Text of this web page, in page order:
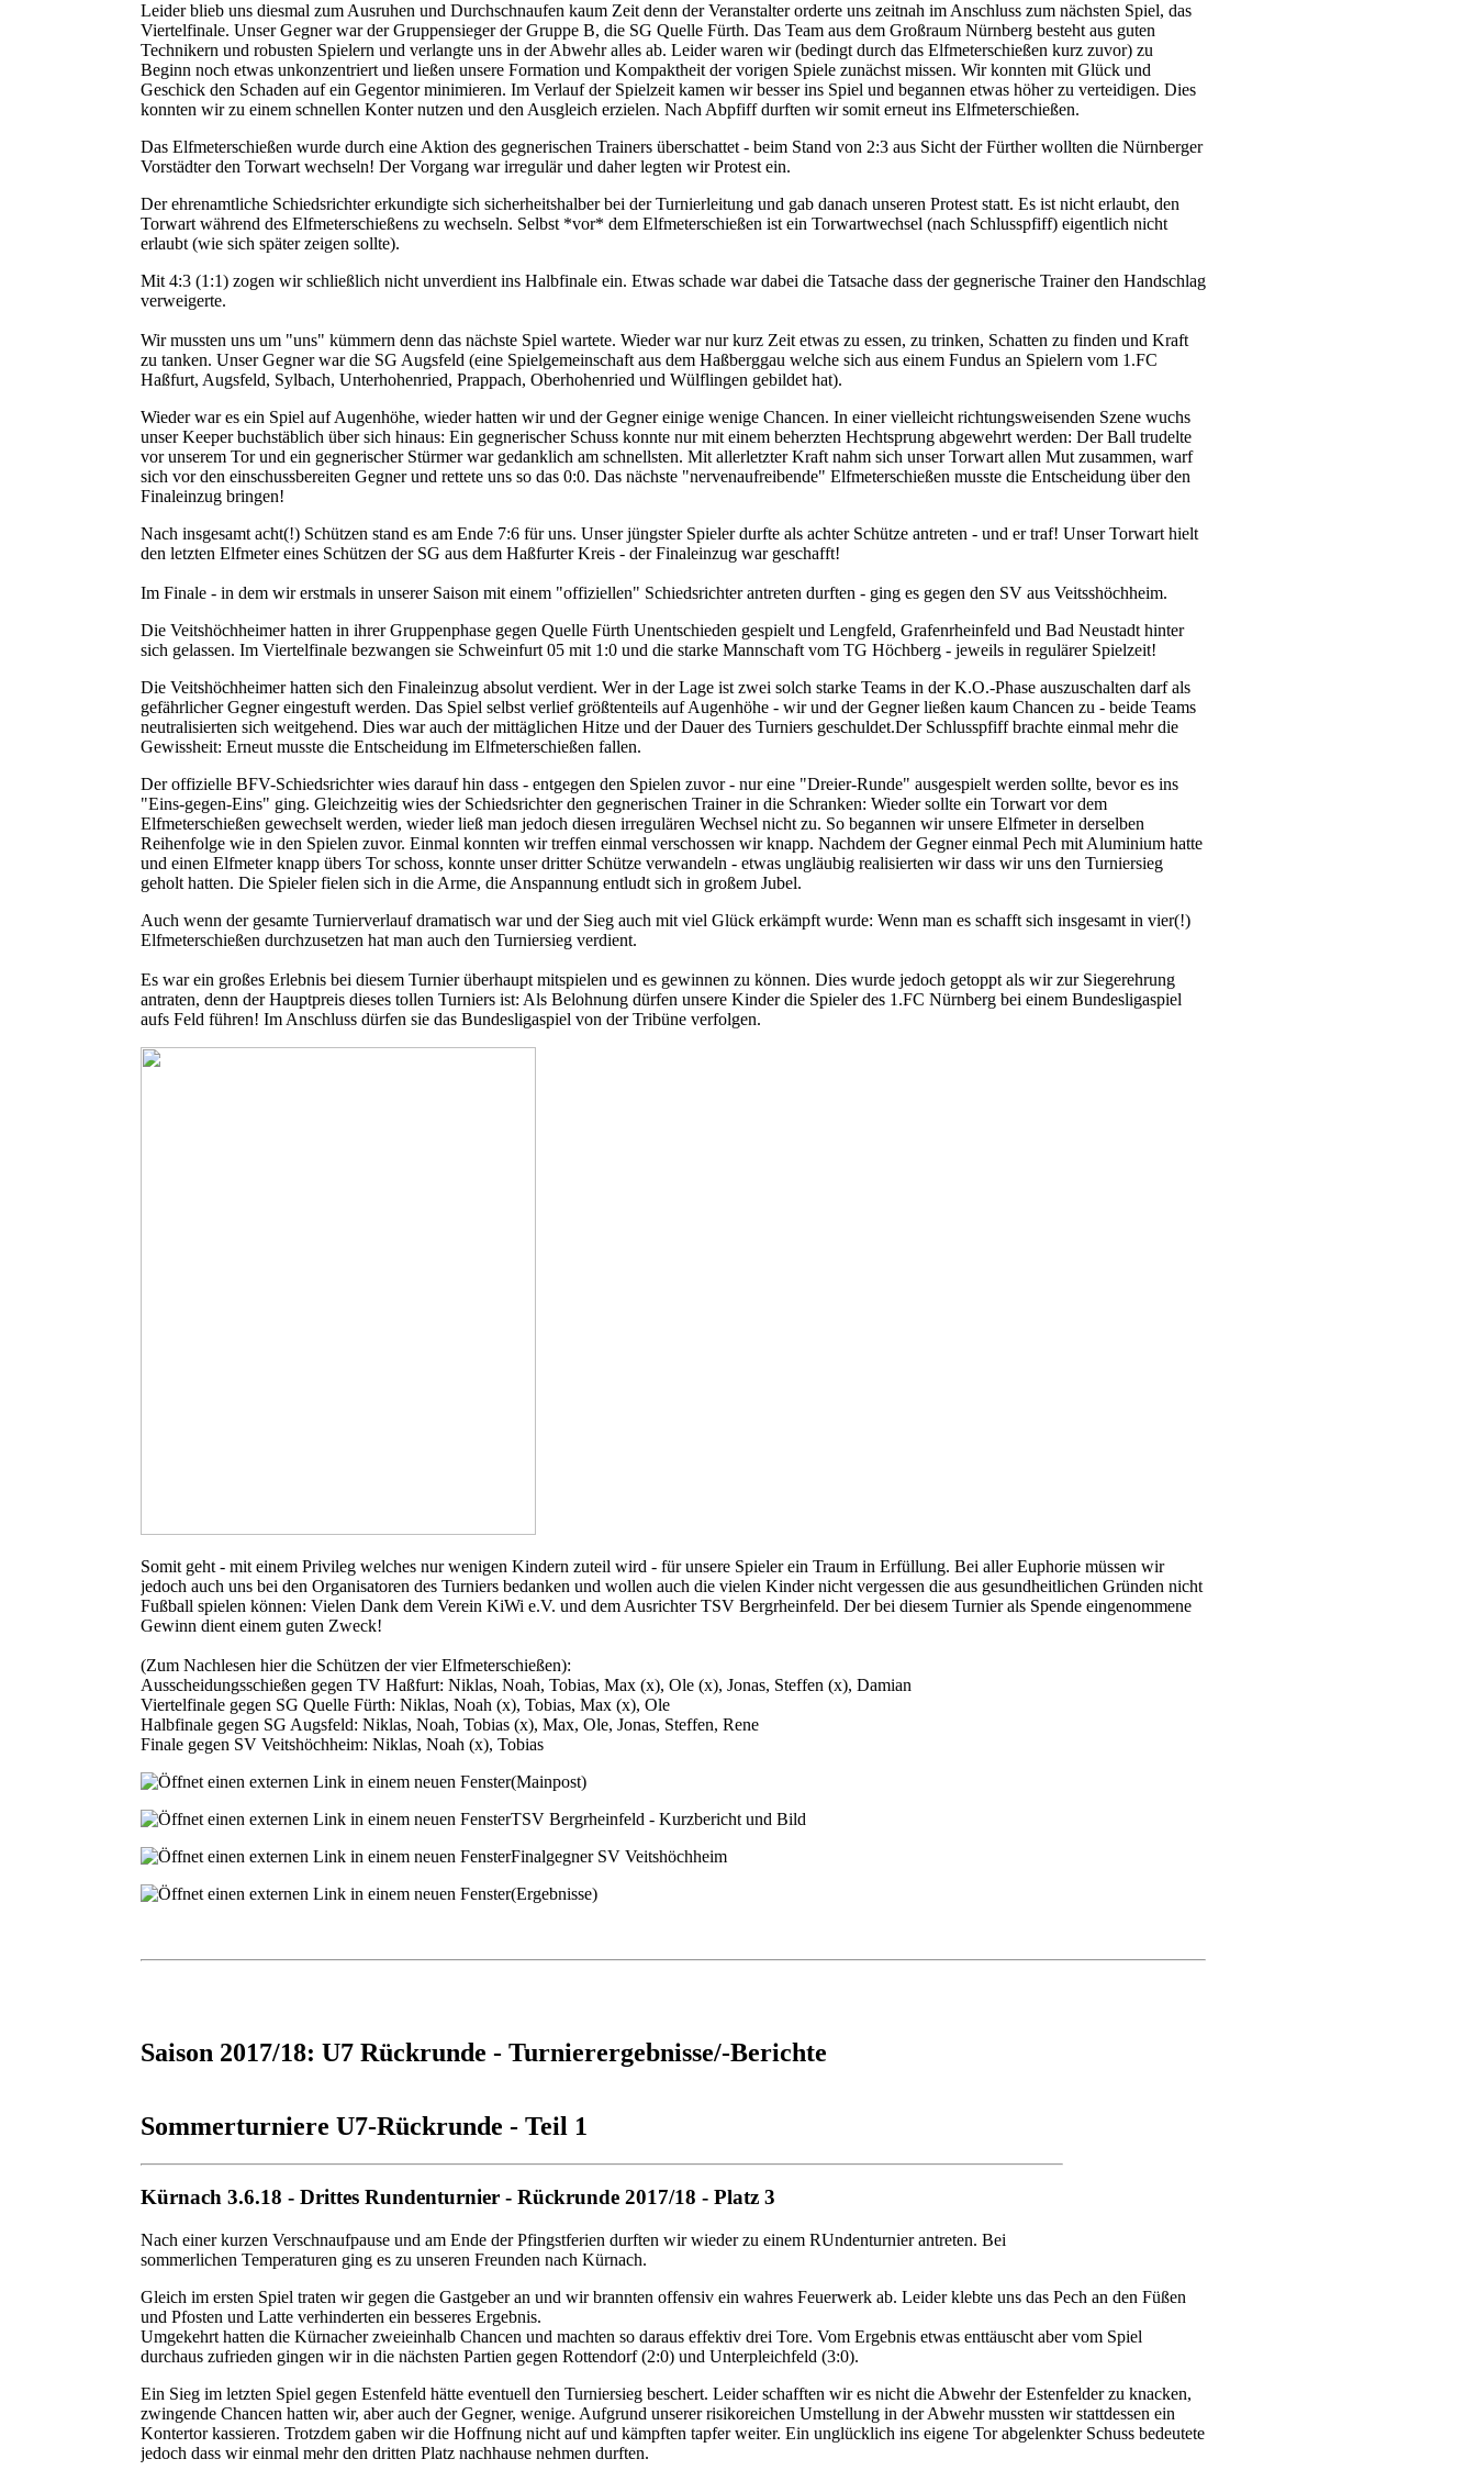
Leider blieb uns diesmal zum Ausruhen und Durchschnaufen kaum Zeit denn der Veranstalter orderte uns zeitnah im Anschluss zum nächsten Spiel, das
Viertelfinale. Unser Gegner war der Gruppensieger der Gruppe B, die SG Quelle Fürth. Das Team aus dem Großraum Nürnberg besteht aus guten
Technikern und robusten Spielern und verlangte uns in der Abwehr alles ab. Leider waren wir (bedingt durch das Elfmeterschießen kurz zuvor) zu
Beginn noch etwas unkonzentriert und ließen unsere Formation und Kompaktheit der vorigen Spiele zunächst missen. Wir konnten mit Glück und
Geschick den Schaden auf ein Gegentor minimieren. Im Verlauf der Spielzeit kamen wir besser ins Spiel und begannen etwas höher zu verteidigen. Dies
konnten wir zu einem schnellen Konter nutzen und den Ausgleich erzielen. Nach Abpfiff durften wir somit erneut ins Elfmeterschießen.
Das Elfmeterschießen wurde durch eine Aktion des gegnerischen Trainers überschattet - beim Stand von 2:3 aus Sicht der Fürther wollten die Nürnberger
Vorstädter den Torwart wechseln! Der Vorgang war irregulär und daher legten wir Protest ein.
Der ehrenamtliche Schiedsrichter erkundigte sich sicherheitshalber bei der Turnierleitung und gab danach unseren Protest statt. Es ist nicht erlaubt, den
Torwart während des Elfmeterschießens zu wechseln. Selbst *vor* dem Elfmeterschießen ist ein Torwartwechsel (nach Schlusspfiff) eigentlich nicht
erlaubt (wie sich später zeigen sollte).
Mit 4:3 (1:1) zogen wir schließlich nicht unverdient ins Halbfinale ein. Etwas schade war dabei die Tatsache dass der gegnerische Trainer den Handschlag
verweigerte.
Wir mussten uns um "uns" kümmern denn das nächste Spiel wartete. Wieder war nur kurz Zeit etwas zu essen, zu trinken, Schatten zu finden und Kraft
zu tanken. Unser Gegner war die SG Augsfeld (eine Spielgemeinschaft aus dem Haßberggau welche sich aus einem Fundus an Spielern vom 1.FC
Haßfurt, Augsfeld, Sylbach, Unterhohenried, Prappach, Oberhohenried und Wülflingen gebildet hat).
Wieder war es ein Spiel auf Augenhöhe, wieder hatten wir und der Gegner einige wenige Chancen. In einer vielleicht richtungsweisenden Szene wuchs
unser Keeper buchstäblich über sich hinaus: Ein gegnerischer Schuss konnte nur mit einem beherzten Hechtsprung abgewehrt werden: Der Ball trudelte
vor unserem Tor und ein gegnerischer Stürmer war gedanklich am schnellsten. Mit allerletzter Kraft nahm sich unser Torwart allen Mut zusammen, warf
sich vor den einschussbereiten Gegner und rettete uns so das 0:0. Das nächste "nervenaufreibende" Elfmeterschießen musste die Entscheidung über den
Finaleinzug bringen!
Nach insgesamt acht(!) Schützen stand es am Ende 7:6 für uns. Unser jüngster Spieler durfte als achter Schütze antreten - und er traf! Unser Torwart hielt
den letzten Elfmeter eines Schützen der SG aus dem Haßfurter Kreis - der Finaleinzug war geschafft!
Im Finale - in dem wir erstmals in unserer Saison mit einem "offiziellen" Schiedsrichter antreten durften - ging es gegen den SV aus Veitsshöchheim.
Die Veitshöchheimer hatten in ihrer Gruppenphase gegen Quelle Fürth Unentschieden gespielt und Lengfeld, Grafenrheinfeld und Bad Neustadt hinter
sich gelassen. Im Viertelfinale bezwangen sie Schweinfurt 05 mit 1:0 und die starke Mannschaft vom TG Höchberg - jeweils in regulärer Spielzeit!
Die Veitshöchheimer hatten sich den Finaleinzug absolut verdient. Wer in der Lage ist zwei solch starke Teams in der K.O.-Phase auszuschalten darf als
gefährlicher Gegner eingestuft werden. Das Spiel selbst verlief größtenteils auf Augenhöhe - wir und der Gegner ließen kaum Chancen zu - beide Teams
neutralisierten sich weitgehend. Dies war auch der mittäglichen Hitze und der Dauer des Turniers geschuldet.Der Schlusspfiff brachte einmal mehr die
Gewissheit: Erneut musste die Entscheidung im Elfmeterschießen fallen.
Der offizielle BFV-Schiedsrichter wies darauf hin dass - entgegen den Spielen zuvor - nur eine "Dreier-Runde" ausgespielt werden sollte, bevor es ins
"Eins-gegen-Eins" ging. Gleichzeitig wies der Schiedsrichter den gegnerischen Trainer in die Schranken: Wieder sollte ein Torwart vor dem
Elfmeterschießen gewechselt werden, wieder ließ man jedoch diesen irregulären Wechsel nicht zu. So begannen wir unsere Elfmeter in derselben
Reihenfolge wie in den Spielen zuvor. Einmal konnten wir treffen einmal verschossen wir knapp. Nachdem der Gegner einmal Pech mit Aluminium hatte
und einen Elfmeter knapp übers Tor schoss, konnte unser dritter Schütze verwandeln - etwas ungläubig realisierten wir dass wir uns den Turniersieg
geholt hatten. Die Spieler fielen sich in die Arme, die Anspannung entludt sich in großem Jubel.
Auch wenn der gesamte Turnierverlauf dramatisch war und der Sieg auch mit viel Glück erkämpft wurde: Wenn man es schafft sich insgesamt in vier(!)
Elfmeterschießen durchzusetzen hat man auch den Turniersieg verdient.
Es war ein großes Erlebnis bei diesem Turnier überhaupt mitspielen und es gewinnen zu können. Dies wurde jedoch getoppt als wir zur Siegerehrung
antraten, denn der Hauptpreis dieses tollen Turniers ist: Als Belohnung dürfen unsere Kinder die Spieler des 1.FC Nürnberg bei einem Bundesligaspiel
aufs Feld führen! Im Anschluss dürfen sie das Bundesligaspiel von der Tribüne verfolgen.
Somit geht - mit einem Privileg welches nur wenigen Kindern zuteil wird - für unsere Spieler ein Traum in Erfüllung. Bei aller Euphorie müssen wir
jedoch auch uns bei den Organisatoren des Turniers bedanken und wollen auch die vielen Kinder nicht vergessen die aus gesundheitlichen Gründen nicht
Fußball spielen können: Vielen Dank dem Verein KiWi e.V. und dem Ausrichter TSV Bergrheinfeld. Der bei diesem Turnier als Spende eingenommene
Gewinn dient einem guten Zweck!
(Zum Nachlesen hier die Schützen der vier Elfmeterschießen):
Ausscheidungsschießen gegen TV Haßfurt: Niklas, Noah, Tobias, Max (x), Ole (x), Jonas, Steffen (x), Damian
Viertelfinale gegen SG Quelle Fürth: Niklas, Noah (x), Tobias, Max (x), Ole
Halbfinale gegen SG Augsfeld: Niklas, Noah, Tobias (x), Max, Ole, Jonas, Steffen, Rene
Finale gegen SV Veitshöchheim: Niklas, Noah (x), Tobias
(Mainpost)
TSV Bergrheinfeld - Kurzbericht und Bild
Finalgegner SV Veitshöchheim
(Ergebnisse)
Saison 2017/18: U7 Rückrunde - Turnierergebnisse/-Berichte
Sommerturniere U7-Rückrunde - Teil 1
Kürnach 3.6.18 - Drittes Rundenturnier - Rückrunde 2017/18 - Platz 3
Nach einer kurzen Verschnaufpause und am Ende der Pfingstferien durften wir wieder zu einem RUndenturnier antreten. Bei
sommerlichen Temperaturen ging es zu unseren Freunden nach Kürnach.
Gleich im ersten Spiel traten wir gegen die Gastgeber an und wir brannten offensiv ein wahres Feuerwerk ab. Leider klebte uns das Pech an den Füßen
und Pfosten und Latte verhinderten ein besseres Ergebnis.
Umgekehrt hatten die Kürnacher zweieinhalb Chancen und machten so daraus effektiv drei Tore. Vom Ergebnis etwas enttäuscht aber vom Spiel
durchaus zufrieden gingen wir in die nächsten Partien gegen Rottendorf (2:0) und Unterpleichfeld (3:0).
Ein Sieg im letzten Spiel gegen Estenfeld hätte eventuell den Turniersieg beschert. Leider schafften wir es nicht die Abwehr der Estenfelder zu knacken,
zwingende Chancen hatten wir, aber auch der Gegner, wenige. Aufgrund unserer risikoreichen Umstellung in der Abwehr mussten wir stattdessen ein
Kontertor kassieren. Trotzdem gaben wir die Hoffnung nicht auf und kämpften tapfer weiter. Ein unglücklich ins eigene Tor abgelenkter Schuss bedeutete
jedoch dass wir einmal mehr den dritten Platz nachhause nehmen durften.